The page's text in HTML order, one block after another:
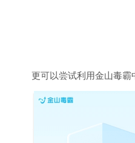
更可以尝试利用金山毒霸